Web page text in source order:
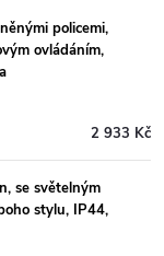
policemi,
ovládáním,
2 933 Kč
se světelným
stylu, IP44,